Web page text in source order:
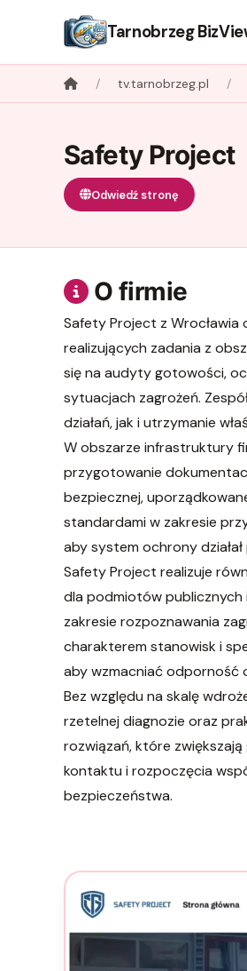
Tarnobrzeg
tv.tarnobrzeg.pl
Safety Project
Odwiedź stronę
O firmie
Safety Project z
realizujących zadania z
się na audyty gotowości,
sytuacjach zagrożeń.
działań, jak i utrzymanie
W obszarze infrastruktury
przygotowanie
bezpiecznej,
standardami w zakresie
aby system ochrony
Safety Project realizuje
dla podmiotów publicznych
zakresie rozpoznawania
charakterem stanowisk i
aby wzmacniać odporność
Bez względu na skalę
rzetelnej diagnozie oraz
rozwiązań, które
kontaktu i rozpoczęcia
bezpieczeństwa.